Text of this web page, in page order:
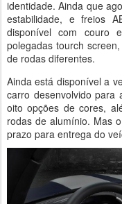
identidade. Ainda que
estabilidade, e freios
disponível com couro
polegadas tourch
de rodas diferentes.
Ainda está disponível a
carro desenvolvido para
oito opções de cores,
rodas de alumínio. Mas
prazo para entrega do